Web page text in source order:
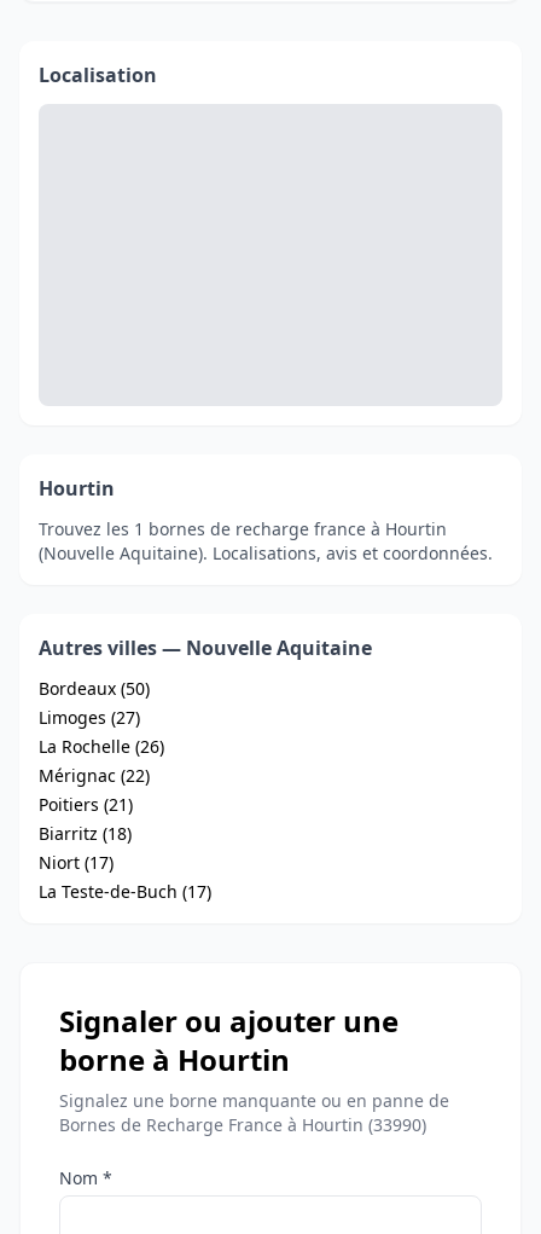
Localisation
Hourtin
Trouvez les 1 bornes de recharge france à Hourtin
(Nouvelle Aquitaine). Localisations, avis et coordonnées.
Autres villes — Nouvelle Aquitaine
Bordeaux (50)
Limoges (27)
La Rochelle (26)
Mérignac (22)
Poitiers (21)
Biarritz (18)
Niort (17)
La Teste-de-Buch (17)
Signaler ou ajouter une
borne à Hourtin
Signalez une borne manquante ou en panne de
Bornes de Recharge France à Hourtin (33990)
Nom *